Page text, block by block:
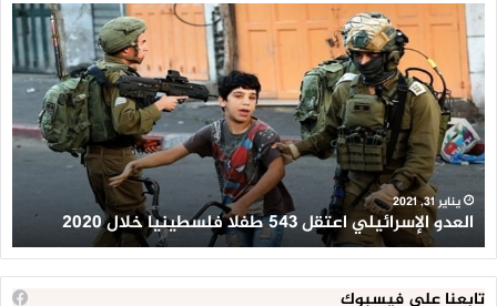
العدو
الإسرائيلي
اعتقل
543
طفلا
فلسطينيا
خلال
2020
يناير 31, 2021
العدو الإسرائيلي اعتقل 543 طفلا فلسطينيا خلال 2020
تابعنا على فيسبوك